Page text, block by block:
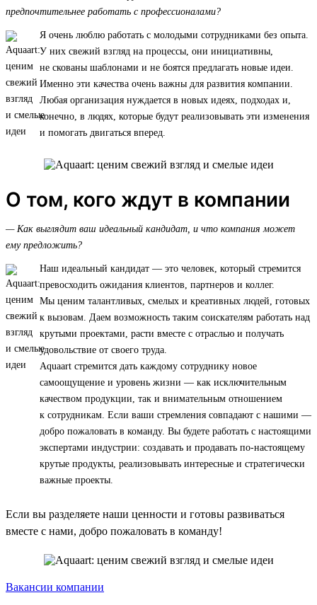
предпочтительнее работать с профессионалами?
Я очень люблю работать с молодыми сотрудниками без опыта.
У них свежий взгляд на процессы, они инициативны,
не скованы шаблонами и не боятся предлагать новые идеи.
Именно эти качества очень важны для развития компании.
Любая организация нуждается в новых идеях, подходах и,
конечно, в людях, которые будут реализовывать эти изменения
и помогать двигаться вперед.
О том, кого ждут в компании
— Как выглядит ваш идеальный кандидат, и что компания может
ему предложить?
Наш идеальный кандидат — это человек, который стремится
превосходить ожидания клиентов, партнеров и коллег.
Мы ценим талантливых, смелых и креативных людей, готовых
к вызовам. Даем возможность таким соискателям работать над
крутыми проектами, расти вместе с отраслью и получать
удовольствие от своего труда.
Aquaart стремится дать каждому сотруднику новое
самоощущение и уровень жизни — как исключительным
качеством продукции, так и внимательным отношением
к сотрудникам. Если ваши стремления совпадают с нашими —
добро пожаловать в команду. Вы будете работать с настоящими
экспертами индустрии: создавать и продавать по-настоящему
крутые продукты, реализовывать интересные и стратегически
важные проекты.
Если вы разделяете наши ценности и готовы развиваться
вместе с нами, добро пожаловать в команду!
Вакансии компании